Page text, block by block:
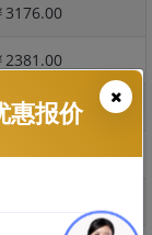
3176.00
2381.00
476.00
1781.00
惠报价